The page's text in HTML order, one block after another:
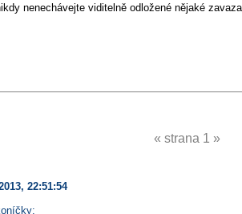
nenechávejte viditelně odložené nějaké
« strana 1 »
22:51:54